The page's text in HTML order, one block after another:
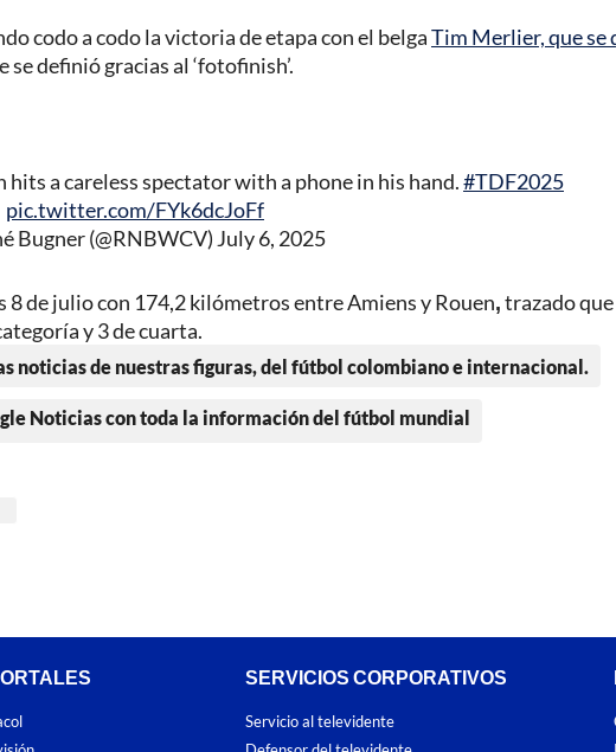
codo a codo la victoria de etapa con el belgaTim Merlier, que se
definió gracias al ‘fotofinish’.
a careless spectator with a phone in his hand.#TDF2025
pic.twitter.com/FYk6dcJoFf
Bugner (@RNBWCV) July 6, 2025
8 de julio con 174,2 kilómetros entre Amiens y Rouen,trazado que
y 3 de cuarta.
noticias de nuestras figuras, del fútbol colombiano e internacional.
Noticias con toda la información del fútbol mundial
SERVICIOS CORPORATIVOS
Servicio al televidente